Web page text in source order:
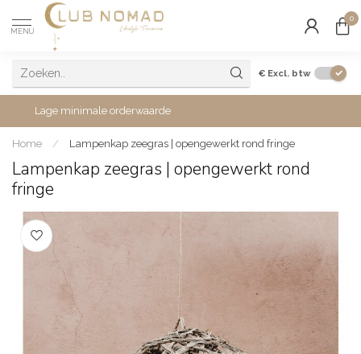
MENU
0
€ Excl. btw
Lage minimale orderwaarde
Home / Lampenkap zeegras | opengewerkt rond fringe
Lampenkap zeegras | opengewerkt rond
fringe